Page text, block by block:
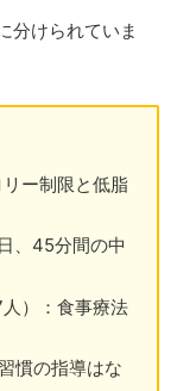
分けられていま
ー制限と低脂
、45分間の中
人）：食事療法
慣の指導はな